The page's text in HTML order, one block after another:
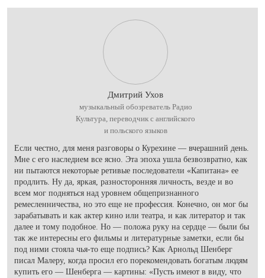
Дмитрий Ухов
музыкальный обозреватель Радио
Культура, переводчик с английского
и польского языков
Если честно, для меня разговоры о Курехине — вчерашний день.
Мне с его наследием все ясно. Эта эпоха ушла безвозвратно, как
ни пытаются некоторые ретивые последователи «Капитана» ее
продлить. Ну да, яркая, разносторонняя личность, везде и во
всем мог подняться над уровнем общепризнанного
ремесленничества, но это еще не профессия. Конечно, он мог бы
зарабатывать и как актер кино или театра, и как литератор и так
далее и тому подобное. Но — положа руку на сердце — были бы
так же интересны его фильмы и литературные заметки, если бы
под ними стояла чья-то еще подпись? Как Арнольд Шенберг
писал Малеру, когда просил его порекомендовать богатым людям
купить его — Шенберга — картины: «Пусть имеют в виду, что